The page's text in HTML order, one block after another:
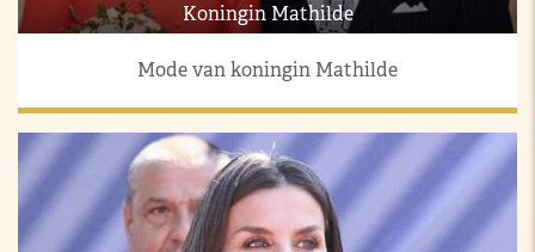
Koningin Mathilde
Mode van koningin Mathilde